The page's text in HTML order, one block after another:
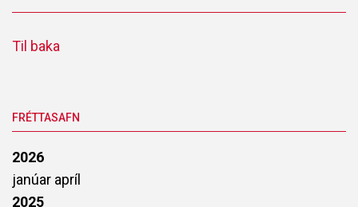
Til baka
FRÉTTASAFN
2026
janúar apríl
2025